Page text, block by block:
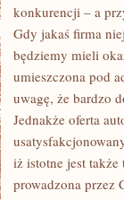
konkurencji – a
Gdy jakaś firma
będziemy mieli
umieszczona pod
uwagę, że bardzo
Jednakże oferta
iż istotne jest
prowadzona przez